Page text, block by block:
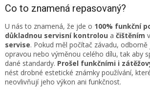
Co to znamená repasovaný?
U nás to znamená, že jde o 100% funkční
důkladnou servisní kontrolou a čištěním v
servise. Pokud měl počítač závadu,
opravou nebo výměnou celého dílu, tak aby
dané standardy. Prošel funkčními i
nést drobné estetické známky používání,
neovlivňují jeho výkon ani funkčnost.